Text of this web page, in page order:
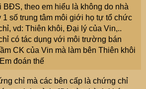
vô hiệu nếu cộng tác viên cho chính
mợ tham khảo. Nếu thấy sai thì
theo em hiểu là không do nhà
số trung tâm môi giới họ tự tổ chức
vd: Thiên khôi, Đại lý của Vin,..
có tác dụng với môi trường bán
CK của Vin mà làm bên Thiên khôi
đoán thế
chỉ mà các bên cấp là chứng chỉ